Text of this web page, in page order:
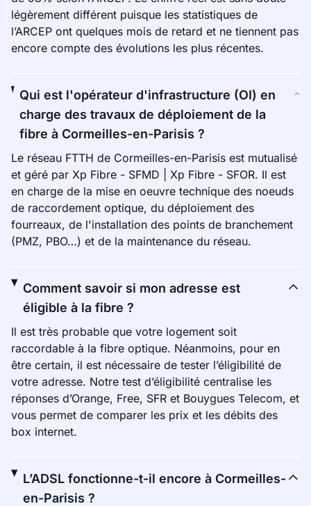
légèrement différent puisque les statistiques de
l’ARCEP ont quelques mois de retard et ne tiennent pas
encore compte des évolutions les plus récentes.
Qui est l'opérateur d'infrastructure (OI) en
charge des travaux de déploiement de la
fibre à Cormeilles-en-Parisis ?
Le réseau FTTH de Cormeilles-en-Parisis est mutualisé
et géré par Xp Fibre - SFMD | Xp Fibre - SFOR. Il est
en charge de la mise en oeuvre technique des noeuds
de raccordement optique, du déploiement des
fourreaux, de l'installation des points de branchement
(PMZ, PBO…) et de la maintenance du réseau.
Comment savoir si mon adresse est
éligible à la fibre ?
Il est très probable que votre logement soit
raccordable à la fibre optique. Néanmoins, pour en
être certain, il est nécessaire de tester l’éligibilité de
votre adresse. Notre test d’éligibilité centralise les
réponses d’Orange, Free, SFR et Bouygues Telecom, et
vous permet de comparer les prix et les débits des
box internet.
L’ADSL fonctionne-t-il encore à Cormeilles-
en-Parisis ?